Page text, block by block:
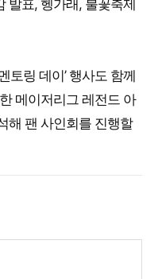
발표, 헹가래, 불꽃축제
토링 데이’ 행사도 함께
메이저리그 레전드 아
해 팬 사인회를 진행할